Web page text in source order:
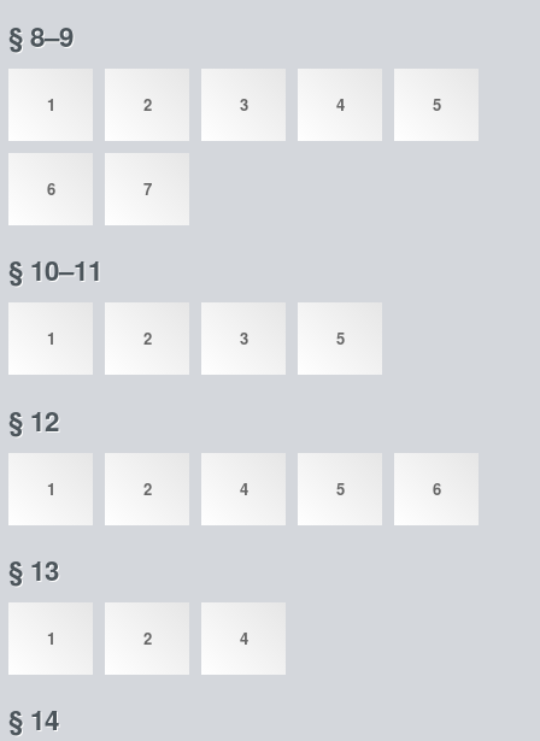
§ 8–9
1 2 3 4 5
6 7
§ 10–11
1 2 3 5
§ 12
1 2 4 5 6
§ 13
1 2 4
§ 14